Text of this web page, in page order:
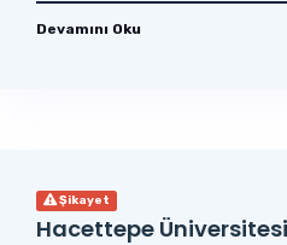
Devamını Oku
Şikayet
Hacettepe